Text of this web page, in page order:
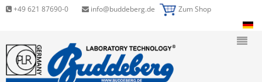
+49 621 87690-0 info@buddeberg.de Zum Shop